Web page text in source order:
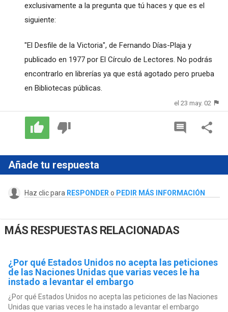
exclusivamente a la pregunta que tú haces y que es el
siguiente:
"El Desfile de la Victoria", de Fernando Días-Plaja y
publicado en 1977 por El Círculo de Lectores. No podrás
encontrarlo en librerías ya que está agotado pero prueba
en Bibliotecas públicas.
el 23 may. 02
Añade tu respuesta
Haz clic para RESPONDER o PEDIR MÁS INFORMACIÓN
MÁS RESPUESTAS RELACIONADAS
¿Por qué Estados Unidos no acepta las peticiones
de las Naciones Unidas que varias veces le ha
instado a levantar el embargo
¿Por qué Estados Unidos no acepta las peticiones de las Naciones
Unidas que varias veces le ha instado a levantar el embargo